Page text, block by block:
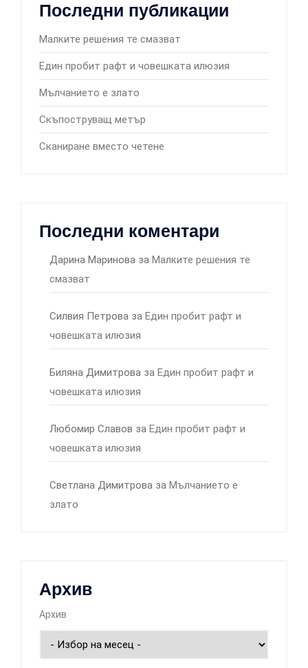
Последни публикации
Малките решения те смазват
Един пробит рафт и човешката илюзия
Мълчанието е злато
Скъпоструващ метър
Сканиране вместо четене
Последни коментари
Дарина Маринова за Малките решения те
смазват
Силвия Петрова за Един пробит рафт и
човешката илюзия
Биляна Димитрова за Един пробит рафт и
човешката илюзия
Любомир Славов за Един пробит рафт и
човешката илюзия
Светлана Димитрова за Мълчанието е
злато
Архив
Архив